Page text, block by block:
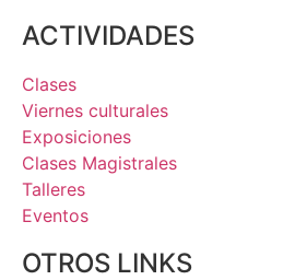
ACTIVIDADES
Clases
Viernes culturales
Exposiciones
Clases Magistrales
Talleres
Eventos
OTROS LINKS